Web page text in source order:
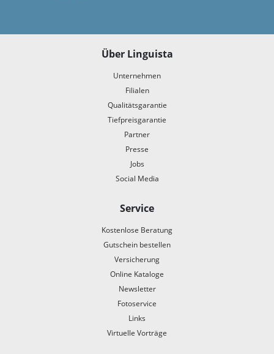
Über Linguista
Unternehmen
Filialen
Qualitätsgarantie
Tiefpreisgarantie
Partner
Presse
Jobs
Social Media
Service
Kostenlose Beratung
Gutschein bestellen
Versicherung
Online Kataloge
Newsletter
Fotoservice
Links
Virtuelle Vorträge